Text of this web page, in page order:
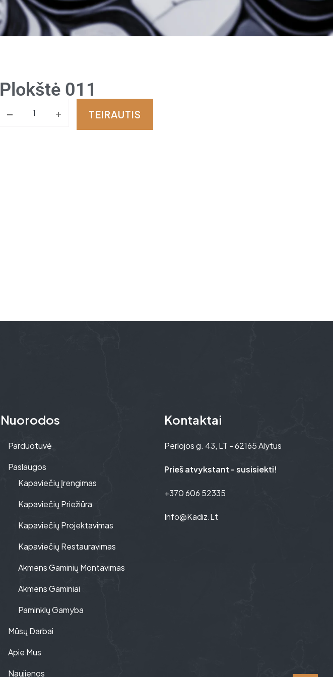
Plokštė 011
- + TEIRAUTIS
Nuorodos
Parduotuvė
Paslaugos
Kapaviečių Įrengimas
Kapaviečių Priežiūra
Kapaviečių Projektavimas
Kapaviečių Restauravimas
Akmens Gaminių Montavimas
Akmens Gaminiai
Paminklų Gamyba
Mūsų Darbai
Apie Mus
Naujienos
Kontaktai
Perlojos g. 43, LT - 62165 Alytus
Prieš atvykstant - susisiekti!
+370 606 52335
Info@kadiz.lt